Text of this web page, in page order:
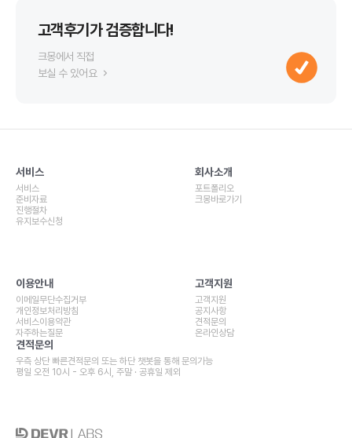
고객후기가 검증합니다!
크몽에서 직접
보실 수 있어요
서비스
서비스
준비자료
진행절차
유지보수신청
회사소개
포트폴리오
크몽바로가기
이용안내
이메일무단수집거부
개인정보처리방침
서비스이용약관
자주하는질문
고객지원
고객지원
공지사항
견적문의
온라인상담
견적문의
우측 상단 빠른견적문의 또는 하단 챗봇을 통해 문의가능
평일 오전 10시 - 오후 6시, 주말 · 공휴일 제외